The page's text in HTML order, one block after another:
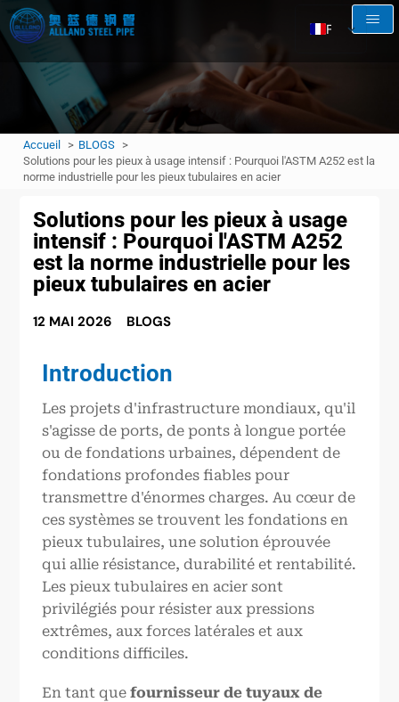
Accueil
BLOGS
Solutions pour les pieux à usage intensif : Pourquoi l'ASTM A252 est la
norme industrielle pour les pieux tubulaires en acier
Solutions pour les pieux à usage
intensif : Pourquoi l'ASTM A252
est la norme industrielle pour les
pieux tubulaires en acier
12 MAI 2026 BLOGS
Introduction
Les projets d'infrastructure mondiaux, qu'il
s'agisse de ports, de ponts à longue portée
ou de fondations urbaines, dépendent de
fondations profondes fiables pour
transmettre d'énormes charges. Au cœur de
ces systèmes se trouvent les fondations en
pieux tubulaires, une solution éprouvée
qui allie résistance, durabilité et rentabilité.
Les pieux tubulaires en acier sont
privilégiés pour résister aux pressions
extrêmes, aux forces latérales et aux
conditions difficiles.
En tant quefournisseur de tuyaux de